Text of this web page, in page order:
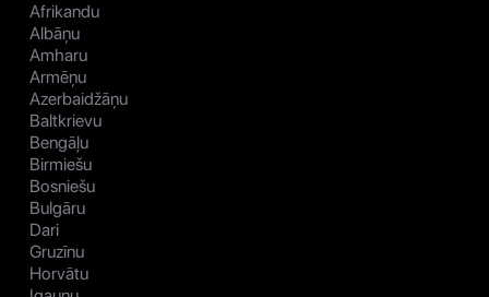
Afrikandu
Albāņu
Amharu
Armēņu
Azerbaidžāņu
Baltkrievu
Bengāļu
Birmiešu
Bosniešu
Bulgāru
Dari
Gruzīnu
Horvātu